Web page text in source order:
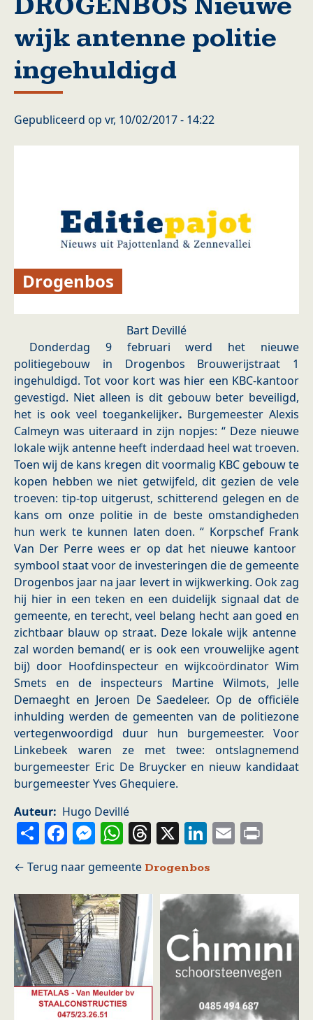
wijk antenne politie
ingehuldigd
Gepubliceerd op vr, 10/02/2017 - 14:22
Drogenbos
Bart Devillé
Donderdag 9 februari werd het nieuwe
politiegebouw in Drogenbos Brouwerijstraat 1
ingehuldigd. Tot voor kort was hier een KBC-kantoor
gevestigd. Niet alleen is dit gebouw beter beveiligd,
het is ook veel toegankelijker. Burgemeester Alexis
Calmeyn was uiteraard in zijn nopjes: “ Deze nieuwe
lokale wijk antenne heeft inderdaad heel wat troeven.
Toen wij de kans kregen dit voormalig KBC gebouw te
kopen hebben we niet getwijfeld, dit gezien de vele
troeven: tip-top uitgerust, schitterend gelegen en de
kans om onze politie in de beste omstandigheden
hun werk te kunnen laten doen. “ Korpschef Frank
Van Der Perre wees er op dat het nieuwe kantoor
symbool staat voor de investeringen die de gemeente
Drogenbos jaar na jaar levert in wijkwerking. Ook zag
hij hier in een teken en een duidelijk signaal dat de
gemeente, en terecht, veel belang hecht aan goed en
zichtbaar blauw op straat. Deze lokale wijk antenne
zal worden bemand( er is ook een vrouwelijke agent
bij) door Hoofdinspecteur en wijkcoördinator Wim
Smets en de inspecteurs Martine Wilmots, Jelle
Demaeght en Jeroen De Saedeleer. Op de officiële
inhulding werden de gemeenten van de politiezone
vertegenwoordigd duur hun burgemeester. Voor
Linkebeek waren ze met twee: ontslagnemend
burgemeester Eric De Bruycker en nieuw kandidaat
burgemeester Yves Ghequiere.
Auteur
Hugo Devillé
ShareFacebook
Messenger
WhatsApp
Threads
X LinkedIn
Email
Drogenbos